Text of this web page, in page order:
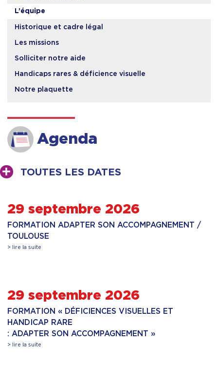
L’équipe
Historique et cadre légal
Les missions
Solliciter notre aide
Handicaps rares & déficience visuelle
Notre plaquette
Agenda
TOUTES LES DATES
29 septembre 2026
FORMATION ADAPTER SON ACCOMPAGNEMENT /
TOULOUSE
> lire la suite
29 septembre 2026
FORMATION « DÉFICIENCES VISUELLES ET
HANDICAP RARE
: ADAPTER SON ACCOMPAGNEMENT »
> lire la suite